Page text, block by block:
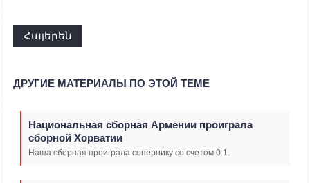
Հայերեն
ДРУГИЕ МАТЕРИАЛЫ ПО ЭТОЙ ТЕМЕ
Национальная сборная Армении проиграла
сборной Хорватии
Наша сборная проиграла сопернику со счетом 0:1.